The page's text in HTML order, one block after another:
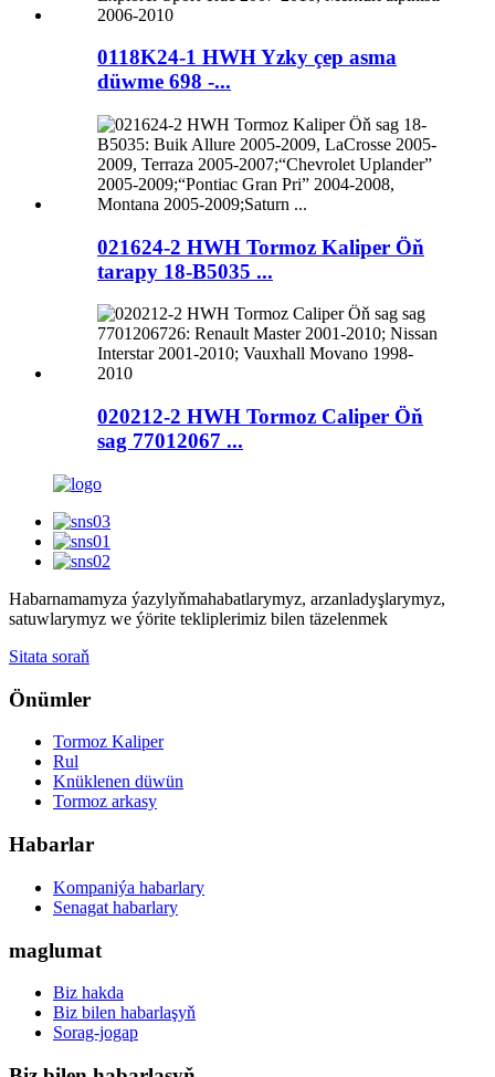
0118K24-1 HWH Yzky çep asma
düwme 698 -...
021624-2 HWH Tormoz Kaliper Öň
tarapy 18-B5035 ...
020212-2 HWH Tormoz Caliper Öň
sag 77012067 ...
Habarnamamyza ýazylyňmahabatlarymyz, arzanladyşlarymyz,
satuwlarymyz we ýörite tekliplerimiz bilen täzelenmek
Sitata soraň
Önümler
Tormoz Kaliper
Rul
Knüklenen düwün
Tormoz arkasy
Habarlar
Kompaniýa habarlary
Senagat habarlary
maglumat
Biz hakda
Biz bilen habarlaşyň
Sorag-jogap